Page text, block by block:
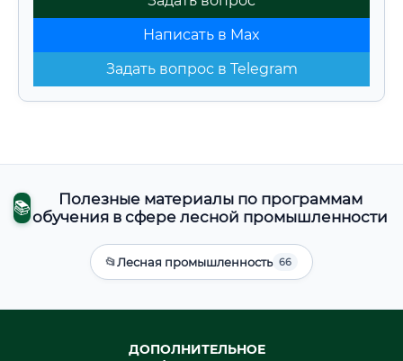
Написать в Max
Задать вопрос в Telegram
📚
Полезные материалы по программам
обучения в сфере лесной промышленности
📂Лесная промышленность 66
ДОПОЛНИТЕЛЬНОЕ